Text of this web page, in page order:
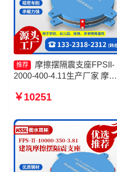
推荐
摩擦摆隔震支座FPSII-
2000-400-4.11生产厂家 摩擦
4.11源头工厂 摩擦复摆隔震支
源头工厂
￥10251